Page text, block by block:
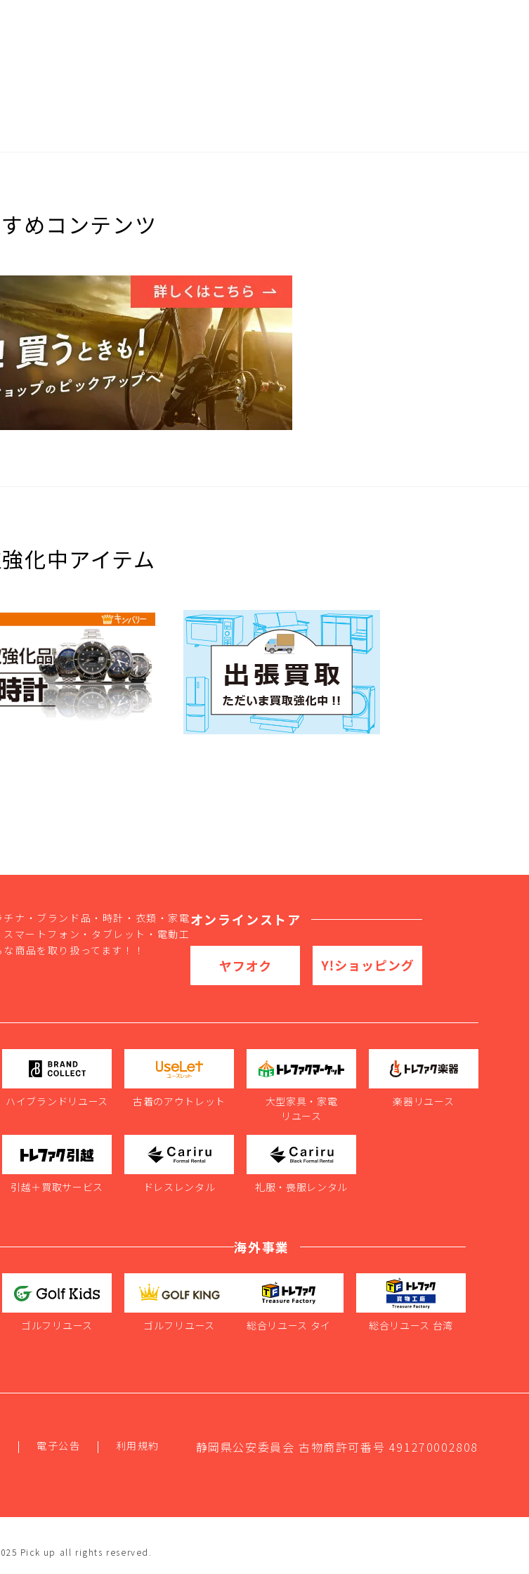
めコンテンツ
化中アイテム
ナ・ブランド品・時計・衣類・家電
マートフォン・タブレット・電動工
商品を取り扱ってます！！
オンラインストア
ハイブランドリユース 古着のアウトレット
大型家具・家電
リユース
楽器リユース
引越＋買取サービス ドレスレンタル 礼服・喪服レンタル
ゴルフリユース ゴルフリユース
海外事業
総合リユース タイ 総合リユース 台湾
電子公告 利用規約 静岡県公安委員会 古物商許可番号 491270002808
Pick up all rights reserved.